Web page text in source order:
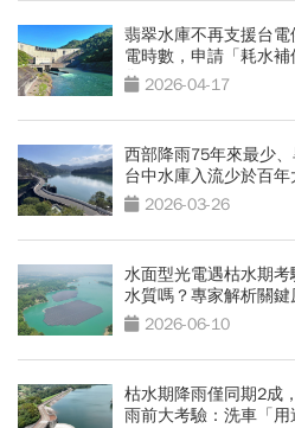
翡翠水庫不再支援台
電時數，申請「耗水
售 2026-04-17
西部降雨75年來最少、
台中水庫入流少於百
2026-03-26
水面型光電遇枯水期
水質嗎？專家解析關鍵
2026-06-10
枯水期降雨僅同期2成
雨前大考驗：洗車「